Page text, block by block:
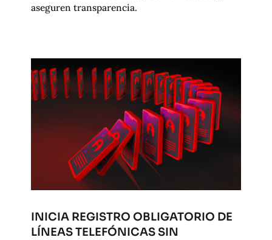
aseguren transparencia.
INICIA REGISTRO OBLIGATORIO DE
LÍNEAS TELEFÓNICAS SIN